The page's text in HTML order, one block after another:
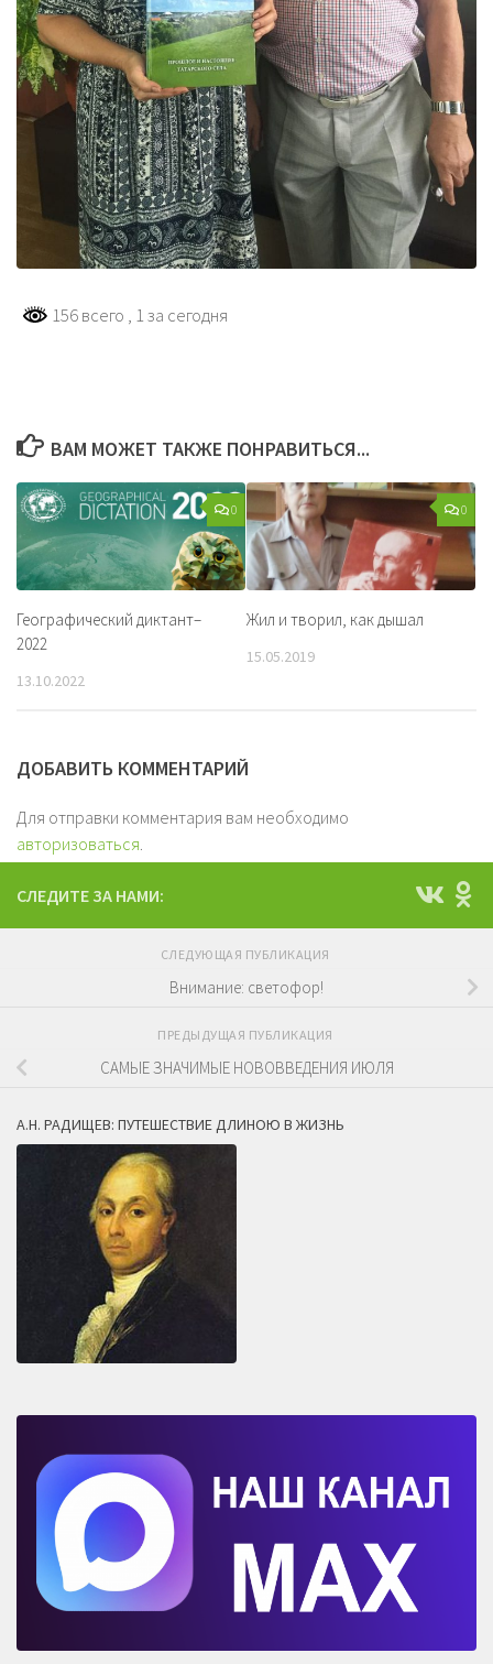
156 всего , 1 за сегодня
ВАМ МОЖЕТ ТАКЖЕ ПОНРАВИТЬСЯ...
0
Географический диктант–
2022
13.10.2022
0
Жил и творил, как дышал
15.05.2019
ДОБАВИТЬ КОММЕНТАРИЙ
Для отправки комментария вам необходимо
авторизоваться
СЛЕДИТЕ ЗА НАМИ:
СЛЕДУЮЩАЯ ПУБЛИКАЦИЯ
Внимание: светофор!
ПРЕДЫДУЩАЯ ПУБЛИКАЦИЯ
САМЫЕ ЗНАЧИМЫЕ НОВОВВЕДЕНИЯ ИЮЛЯ
А.Н. РАДИЩЕВ: ПУТЕШЕСТВИЕ ДЛИНОЮ В ЖИЗНЬ